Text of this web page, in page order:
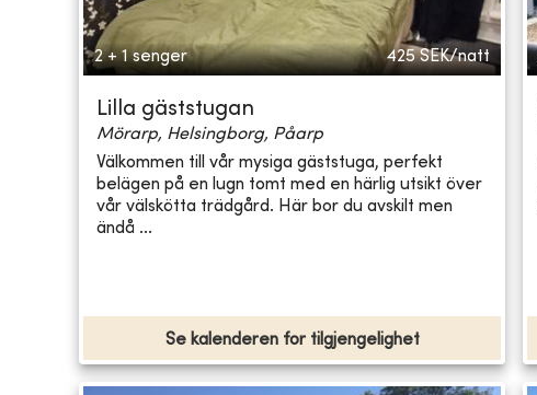
2 + 1 senger 425 SEK/natt
Lilla gäststugan
Mörarp, Helsingborg, Påarp
Välkommen till vår mysiga gäststuga, perfekt
belägen på en lugn tomt med en härlig utsikt över
vår välskötta trädgård. Här bor du avskilt men
ändå ...
Se kalenderen for tilgjengelighet